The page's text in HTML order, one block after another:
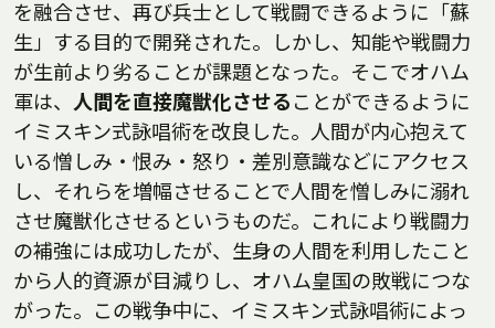
を融合させ、再び兵士として戦闘できるように「蘇
生」する目的で開発された。しかし、知能や戦闘力
が生前より劣ることが課題となった。そこでオハム
軍は、 人間を直接魔獣化させる ことができるように
イミスキン式詠唱術を改良した。人間が内心抱えて
いる憎しみ・恨み・怒り・差別意識などにアクセス
し、それらを増幅させることで人間を憎しみに溺れ
させ魔獣化させるというものだ。これにより戦闘力
の補強には成功したが、生身の人間を利用したこと
から人的資源が目減りし、オハム皇国の敗戦につな
がった。この戦争中に、イミスキン式詠唱術によっ